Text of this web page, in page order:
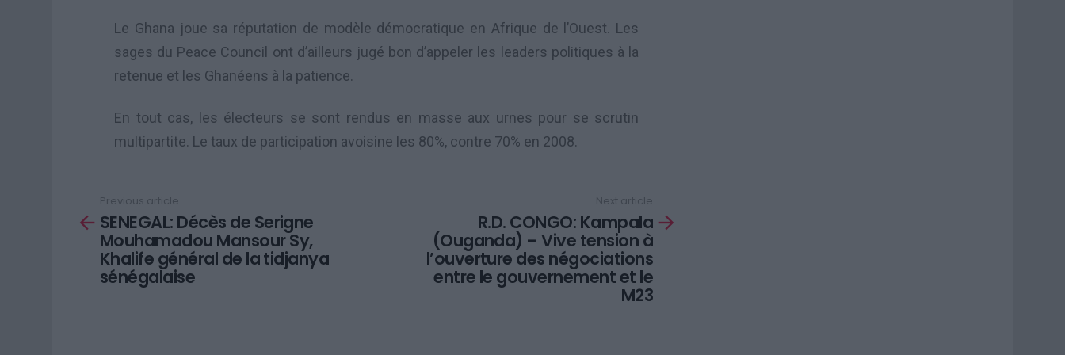
Le Ghana joue sa réputation de modèle démocratique en Afrique de l’Ouest. Les
sages du Peace Council ont d’ailleurs jugé bon d’appeler les leaders politiques à la
retenue et les Ghanéens à la patience.
En tout cas, les électeurs se sont rendus en masse aux urnes pour se scrutin
multipartite. Le taux de participation avoisine les 80%, contre 70% en 2008.
more
Previous article
SENEGAL: Décès de Serigne
Mouhamadou Mansour Sy,
Khalife général de la tidjanya
sénégalaise
Next article
R.D. CONGO: Kampala
(Ouganda) – Vive tension à
l’ouverture des négociations
entre le gouvernement et le
M23